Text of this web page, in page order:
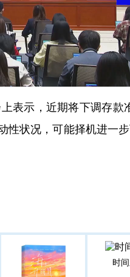
示，近期将下调存款
性状况，可能择机进一
时